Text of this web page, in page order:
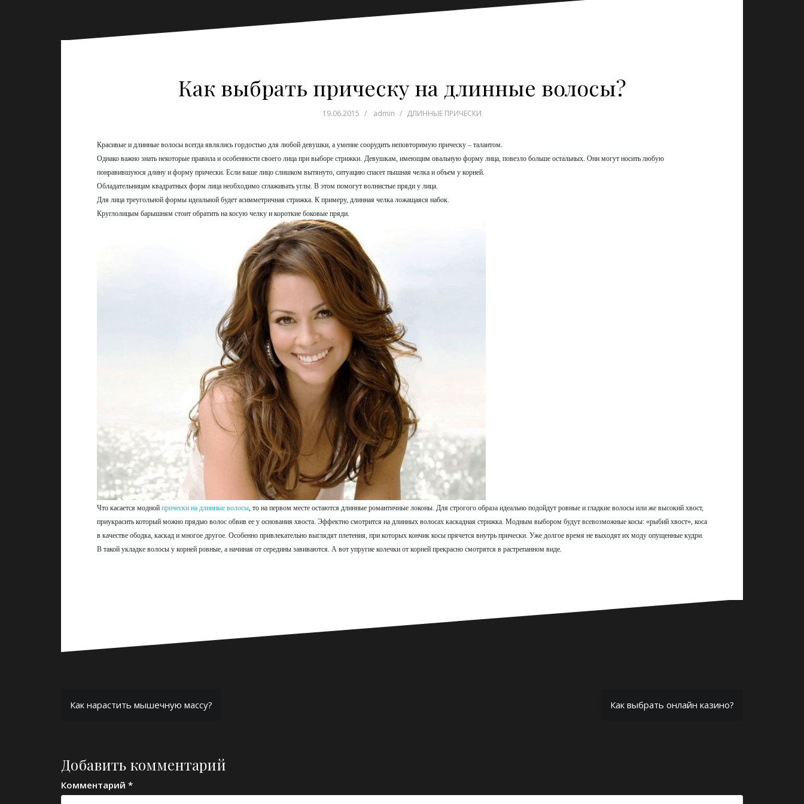
Как выбрать прическу на длинные волосы?
19.06.2015 admin ДЛИННЫЕ ПРИЧЕСКИ
Красивые и длинные волосы всегда являлись гордостью для любой девушки, а умение соорудить неповторимую прическу – талантом.
Однако важно знать некоторые правила и особенности своего лица при выборе стрижки. Девушкам, имеющим овальную форму лица, повезло больше остальных. Они могут носить любую
понравившуюся длину и форму прически. Если ваше лицо слишком вытянуто, ситуацию спасет пышная челка и объем у корней.
Обладательницам квадратных форм лица необходимо сглаживать углы. В этом помогут волнистые пряди у лица.
Для лица треугольной формы идеальной будет асимметричная стрижка. К примеру, длинная челка ложащаяся набок.
Круглолицым барышням стоит обратить на косую челку и короткие боковые пряди.
Что касается модной прически на длинные волосы, то на первом месте остаются длинные романтичные локоны. Для строгого образа идеально подойдут ровные и гладкие волосы или же высокий хвост,
приукрасить который можно прядью волос обвив ее у основания хвоста. Эффектно смотрится на длинных волосах каскадная стрижка. Модным выбором будут всевозможные косы: «рыбий хвост», коса
в качестве ободка, каскад и многое другое. Особенно привлекательно выглядят плетения, при которых кончик косы прячется внутрь прически. Уже долгое время не выходят их моду опущенные кудри.
В такой укладке волосы у корней ровные, а начиная от середины завиваются. А вот упругие колечки от корней прекрасно смотрятся в растрепанном виде.
Навигация
Как нарастить мышечную массу? Как выбрать онлайн казино?
Добавить комментарий
Комментарий *